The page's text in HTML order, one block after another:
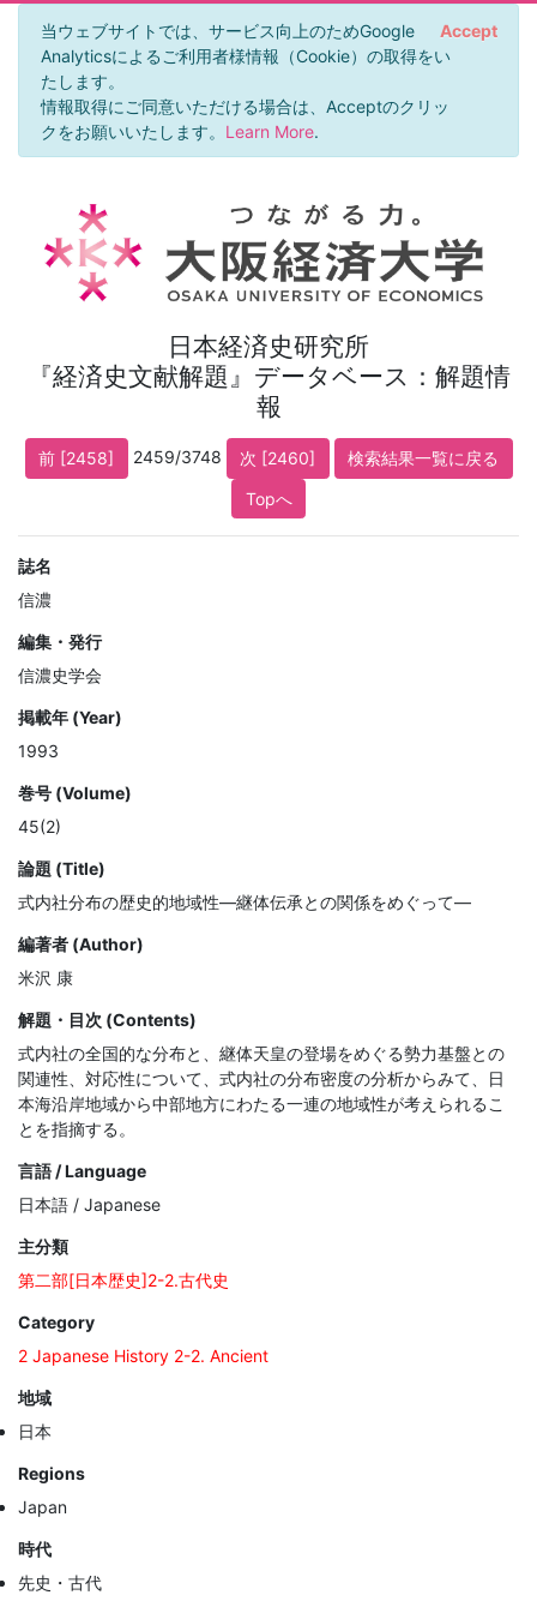
当ウェブサイトでは、サービス向上のためGoogle
Analyticsによるご利用者様情報（Cookie）の取得をい
たします。
情報取得にご同意いただける場合は、Acceptのクリッ
クをお願いいたします。 Learn More.
Accept
日本経済史研究所
『経済史文献解題』データベース：解題情
報
前 [2458] 2459/3748 次 [2460]
検索結果一覧に戻る
Topへ
誌名
信濃
編集・発行
信濃史学会
掲載年 (Year)
1993
巻号 (Volume)
45(2)
論題 (Title)
式内社分布の歴史的地域性—継体伝承との関係をめぐって—
編著者 (Author)
米沢 康
解題・目次 (Contents)
式内社の全国的な分布と、継体天皇の登場をめぐる勢力基盤との
関連性、対応性について、式内社の分布密度の分析からみて、日
本海沿岸地域から中部地方にわたる一連の地域性が考えられるこ
とを指摘する。
言語 / Language
日本語 / Japanese
主分類
第二部[日本歴史]2-2.古代史
Category
2 Japanese History 2-2. Ancient
地域
日本
Regions
Japan
時代
先史・古代